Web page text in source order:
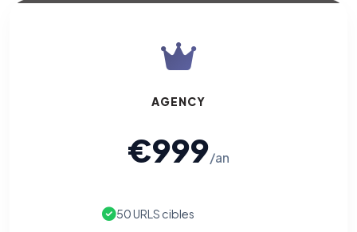
AGENCY
€999/an
50 URLS cibles